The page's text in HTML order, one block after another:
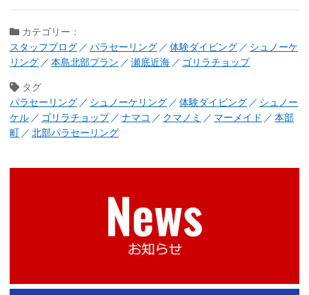
カテゴリー：
スタッフブログ
パラセーリング 体験ダイビング
シュノーケ
リング
本島北部プラン 瀬底近海 ゴリラチョップ
タグ
パラセーリング
シュノーケリング 体験ダイビング
シュノー
ケル
ゴリラチョップ ナマコ クマノミ マーメイド
本部
町
北部パラセーリング